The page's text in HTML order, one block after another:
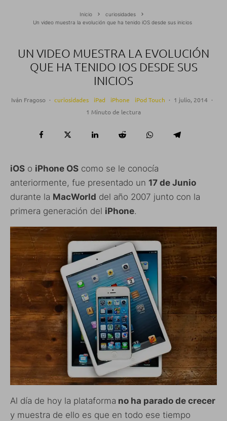
Inicio
curiosidades
Un video muestra la evolución que ha tenido iOS desde sus inicios
UN VIDEO MUESTRA LA EVOLUCIÓN
QUE HA TENIDO IOS DESDE SUS
INICIOS
Iván Fragoso · curiosidades iPad iPhone iPod Touch · 1 julio, 2014 ·
1 Minuto de lectura
iOS o iPhone OS como se le conocía
anteriormente, fue presentado un 17 de Junio
durante la MacWorld del año 2007 junto con la
primera generación del iPhone.
Al día de hoy la plataforma no ha parado de crecer
y muestra de ello es que en todo ese tiempo